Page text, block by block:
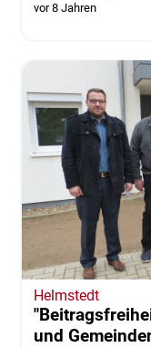
vor 8 Jahren
Helmstedt
und